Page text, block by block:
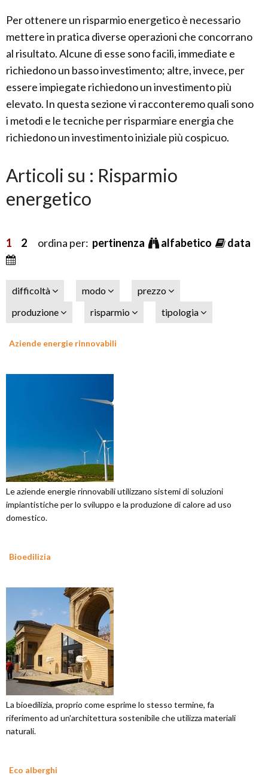
Per ottenere un risparmio energetico è necessario
mettere in pratica diverse operazioni che concorrano
al risultato. Alcune di esse sono facili, immediate e
richiedono un basso investimento; altre, invece, per
essere impiegate richiedono un investimento più
elevato. In questa sezione vi racconteremo quali sono
i metodi e le tecniche per risparmiare energia che
richiedono un investimento iniziale più cospicuo.
Articoli su : Risparmio
energetico
1 2 ordina per: pertinenza alfabetico data
difficoltà modo
prezzo
produzione
risparmio tipologia
Aziende energie rinnovabili
Le aziende energie rinnovabili utilizzano sistemi di soluzioni
impiantistiche per lo sviluppo e la produzione di calore ad uso
domestico.
Bioedilizia
La bioedilizia, proprio come esprime lo stesso termine, fa
riferimento ad un'architettura sostenibile che utilizza materiali
naturali.
Eco alberghi